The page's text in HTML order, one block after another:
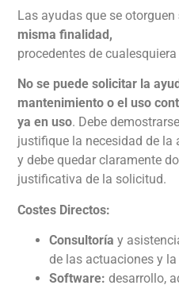
Las ayudas que se otorguen
misma finalidad,
procedentes de
No se puede solicitar la
mantenimiento o el uso
ya en uso. Debe
justifique la necesidad de la
y debe quedar claramente
justificativa de la solicitud.
Costes Directos:
Consultoríay
de las actuaciones y
Software:desarrollo,